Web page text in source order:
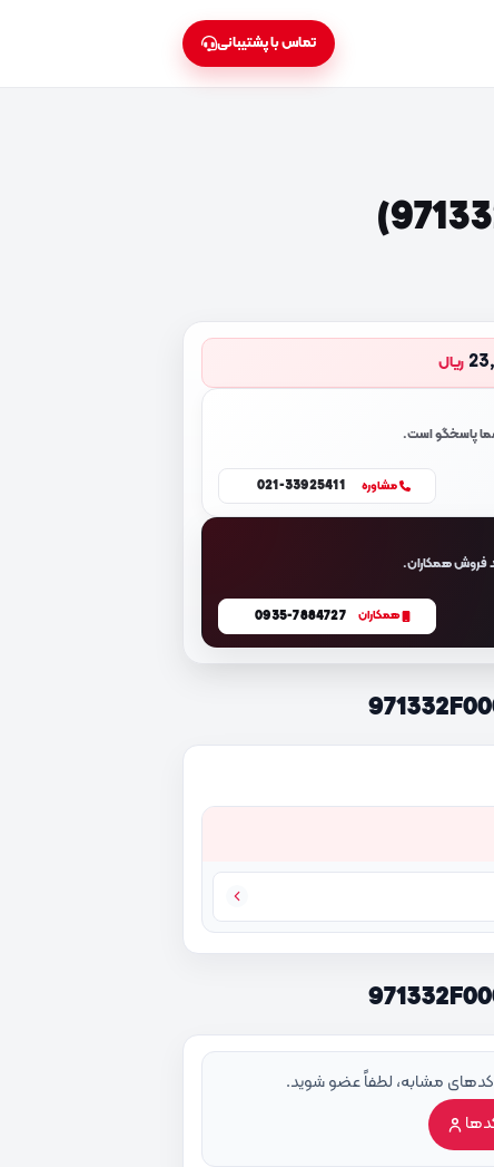
تماس با پشتیبانی
ریال
پاسخگو است.
مشاوره 021-33925411
فروش همکاران.
همکاران 0935-7884727
کدهای مشابه، لطفاً عضو شوید.